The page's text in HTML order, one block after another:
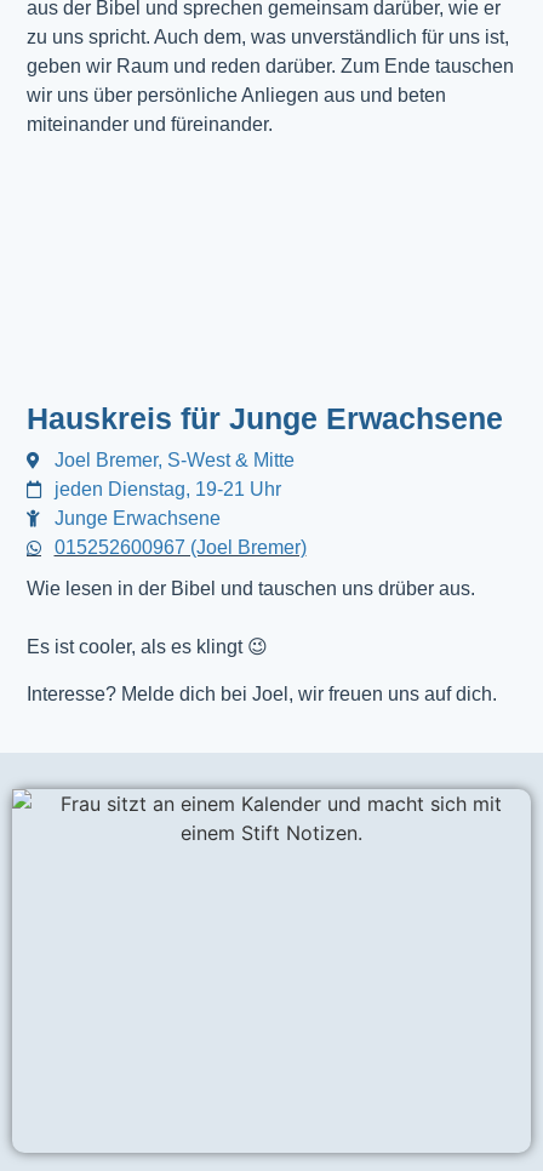
aus der Bibel und sprechen gemeinsam darüber, wie er
zu uns spricht. Auch dem, was unverständlich für uns ist,
geben wir Raum und reden darüber. Zum Ende tauschen
wir uns über persönliche Anliegen aus und beten
miteinander und füreinander.
Hauskreis für Junge Erwachsene
Joel Bremer, S-West & Mitte
jeden Dienstag, 19-21 Uhr
Junge Erwachsene
015252600967 (Joel Bremer)
Wie lesen in der Bibel und tauschen uns drüber aus.
Es ist cooler, als es klingt 😉
Interesse? Melde dich bei Joel, wir freuen uns auf dich.